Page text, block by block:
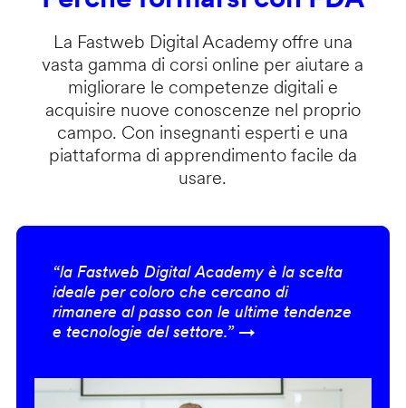
La Fastweb Digital Academy offre una
vasta gamma di corsi online per aiutare a
migliorare le competenze digitali e
acquisire nuove conoscenze nel proprio
campo. Con insegnanti esperti e una
piattaforma di apprendimento facile da
usare.
“la Fastweb Digital Academy è la scelta
ideale per coloro che cercano di
rimanere al passo con le ultime tendenze
e tecnologie del settore.” →